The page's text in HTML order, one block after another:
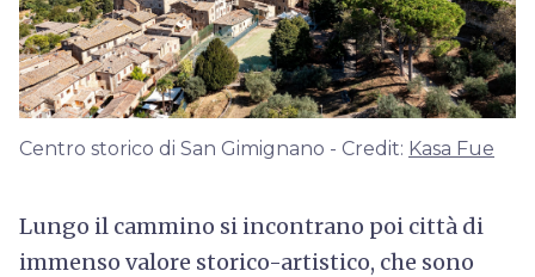
Centro storico di San Gimignano - Credit: Kasa Fue
Lungo il cammino si incontrano poi città di
immenso valore storico-artistico, che sono